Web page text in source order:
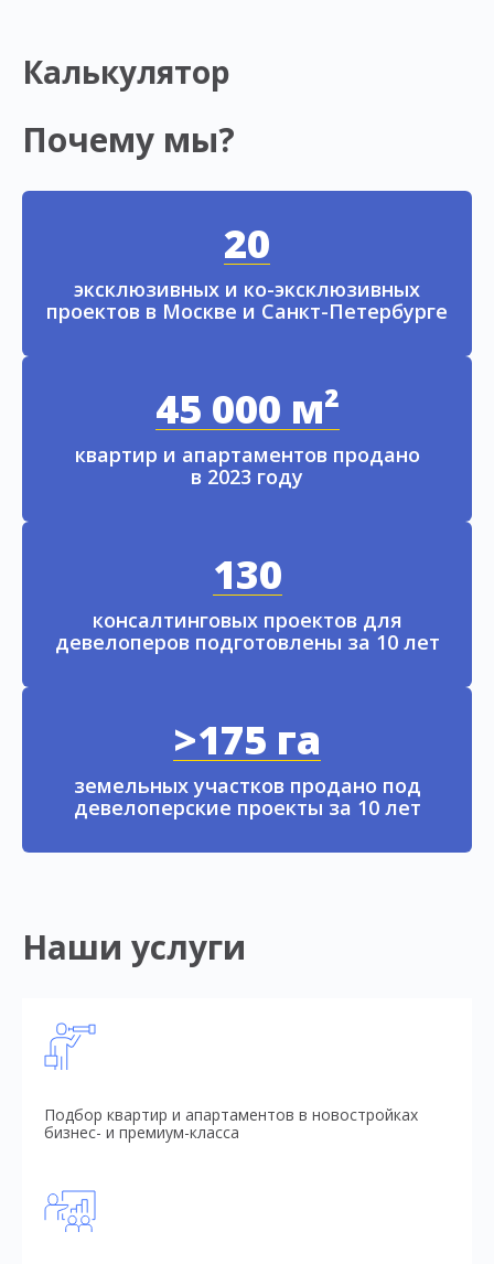
Калькулятор
Почему мы?
20
эксклюзивных и ко-эксклюзивных
проектов в Москве и Санкт-Петербурге
45 000 м²
квартир и апартаментов продано
в 2023 году
130
консалтинговых проектов для
девелоперов подготовлены за 10 лет
>175 га
земельных участков продано под
девелоперские проекты за 10 лет
Наши услуги
Подбор квартир и апартаментов в новостройках
бизнес- и премиум-класса